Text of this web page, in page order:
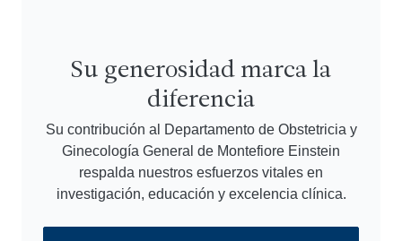
Su generosidad marca la
diferencia
Su contribución al Departamento de Obstetricia y
Ginecología General de Montefiore Einstein
respalda nuestros esfuerzos vitales en
investigación, educación y excelencia clínica.